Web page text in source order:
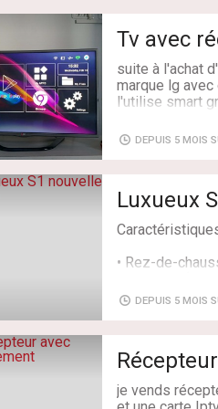
On vous
Notre
D
Etat: Neuf
Tv avec
suite à l'achat
marque lg
l'utilise smart
entretenue.
qualité d'image
DEPUIS 5 MOIS
Luxueux
• Rez-de-
• Salon
• Machine à
DEPUIS 5 MOIS
je vends